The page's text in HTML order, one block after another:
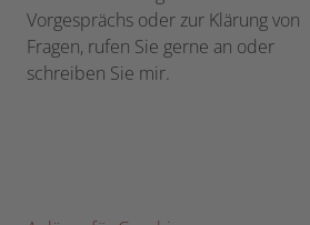
Vorgesprächs oder zur Klärung von
Fragen, rufen Sie gerne an oder
schreiben Sie mir.